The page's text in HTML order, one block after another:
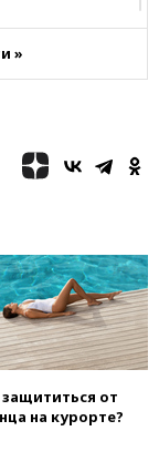
Армения
членства в
более
в
»
защититься от
на курорте?